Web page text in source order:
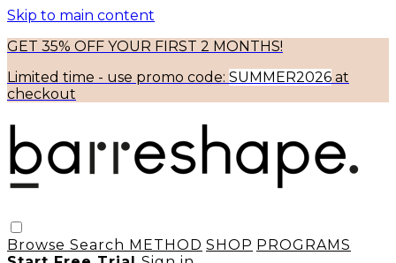
Skip to main content
GET 35% OFF YOUR FIRST 2 MONTHS!
Limited time - use promo code: SUMMER2026 at
checkout
Browse Search METHOD SHOP PROGRAMS